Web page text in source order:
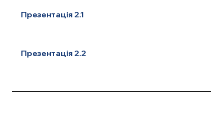
Презентація 2.1
Презентація 2.2